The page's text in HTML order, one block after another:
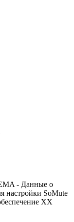
- Данные о
настройки SoMute
XX